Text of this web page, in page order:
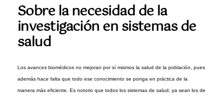
Sobre la necesidad de la
investigación en sistemas de
salud
Los avances biomédicos no mejoran por sí mismos la salud de la población, pues
además hace falta que todo ese conocimiento se ponga en práctica de la
manera más eficiente. Es notorio que todos los sistemas de salud, ya sean los de